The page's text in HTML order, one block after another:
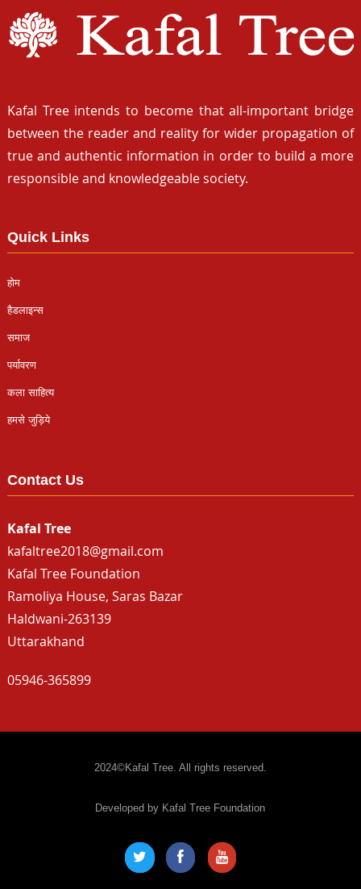
Kafal Tree intends to become that all-important bridge
between the reader and reality for wider propagation of
true and authentic information in order to build a more
responsible and knowledgeable society.
Quick Links
होम
हैडलाइन्स
समाज
पर्यावरण
कला साहित्य
हमसे जुड़िये
Contact Us
Kafal Tree
kafaltree2018@gmail.com
Kafal Tree Foundation
Ramoliya House, Saras Bazar
Haldwani-263139
Uttarakhand
05946-365899
2024©Kafal Tree. All rights reserved.
Developed by Kafal Tree Foundation